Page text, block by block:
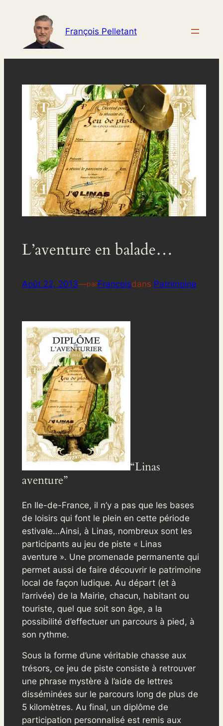
contenu
François Pelletant
L’aventure en balade…
Août 22, 2013—parFrancoisdans Patrimoine
“Linas
aventure”
En Ile-de-France, il n’y a pas que les bases
de loisirs qui font le plein en cette période
estivale…Ainsi, à Linas, nombreux sont les
participants au jeu de piste « Linas
aventure ». Une promenade permanente qui
permet aussi de faire découvrir le patrimoine
local de façon ludique. Au départ (et à
l’arrivée) de la Mairie, chacun, habitant ou
touriste, quel que soit son âge, a la
possibilité d’effectuer un parcours à pied, à
son rythme.
Sous la forme d’une véritable chasse aux
trésors, ce jeu de piste consiste à retrouver
une phrase mystère à l’aide de lettres
disséminées sur le parcours long de plus de
5 kilomètres. Au final, un diplôme de
participation personnalisé est remis aux